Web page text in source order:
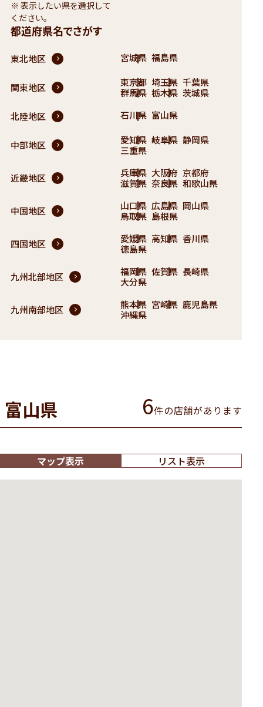
※ 表示したい県を選択して
ください。
都道府県名でさがす
東北地区 宮城県 福島県
関東地区 東京都 埼玉県 千葉県
群馬県 栃木県 茨城県
北陸地区
石川県 富山県
中部地区 愛知県 岐阜県 静岡県
三重県
近畿地区 兵庫県 大阪府 京都府
滋賀県 奈良県 和歌山県
中国地区 山口県 広島県 岡山県
鳥取県 島根県
四国地区 愛媛県 高知県 香川県
徳島県
九州北部地区 福岡県 佐賀県 長崎県
大分県
九州南部地区 熊本県 宮崎県 鹿児島県
沖縄県
富山県 6件の店舗があります
マップ表示 リスト表示